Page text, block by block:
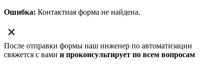
Ошибка: Контактная форма не найдена.
После отправки формы наш инженер по автоматизации
свяжется с вами и проконсультирует по всем вопросам